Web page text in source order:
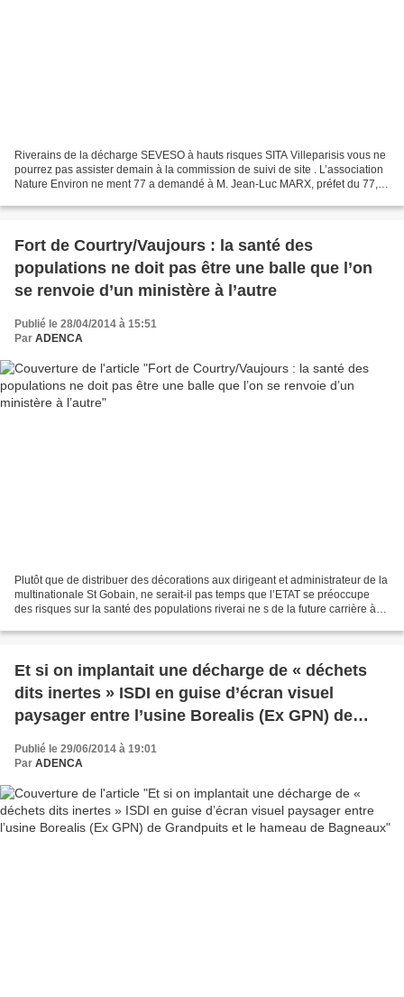
Riverains de la décharge SEVESO à hauts risques SITA Villeparisis vous ne
pourrez pas assister demain à la commission de suivi de site . L’association
Nature Environ ne ment 77 a demandé à M. Jean-Luc MARX, préfet du 77,
Fort de Courtry/Vaujours : la santé des
populations ne doit pas être une balle que l’on
se renvoie d’un ministère à l’autre
Publié le 28/04/2014 à 15:51
Par ADENCA
Plutôt que de distribuer des décorations aux dirigeant et administrateur de la
multinationale St Gobain, ne serait-il pas temps que l’ETAT se préoccupe
des risques sur la santé des populations riverai ne s de la future carrière à
Et si on implantait une décharge de « déchets
dits inertes » ISDI en guise d’écran visuel
paysager entre l’usine Borealis (Ex GPN) de
Publié le 29/06/2014 à 19:01
Par ADENCA